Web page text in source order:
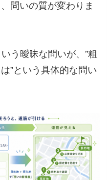
問いの質が変わりま
う曖昧な問いが、”粗
”という具体的な問い